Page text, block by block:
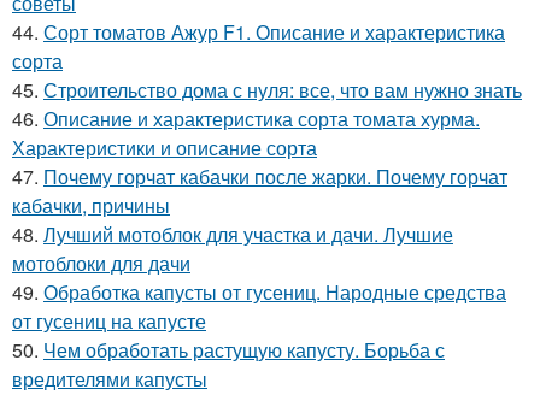
44. Сорт томатов Ажур F1. Описание и характеристика
сорта
45. Строительство дома с нуля: все, что вам нужно знать
46. Описание и характеристика сорта томата хурма.
Характеристики и описание сорта
47. Почему горчат кабачки после жарки. Почему горчат
кабачки, причины
48. Лучший мотоблок для участка и дачи. Лучшие
мотоблоки для дачи
49. Обработка капусты от гусениц. Народные средства
от гусениц на капусте
50. Чем обработать растущую капусту. Борьба с
вредителями капусты